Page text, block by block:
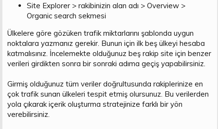
Site Explorer > rakibinizin alan adı > Overview >
Organic search sekmesi
Ülkelere göre gözüken trafik miktarlarını şablonda uygun
noktalara yazmanız gerekir. Bunun için ilk beş ülkeyi hesaba
katmalısınız. İncelemekte olduğunuz beş rakip site için benzer
verileri girdikten sonra bir sonraki adıma geçiş yapabilirsiniz.
Girmiş olduğunuz tüm veriler doğrultusunda rakiplerinize en
çok trafik sunan ülkeleri tespit etmiş olursunuz. Bu verilerden
yola çıkarak içerik oluşturma stratejinize farklı bir yön
verebilirsiniz.